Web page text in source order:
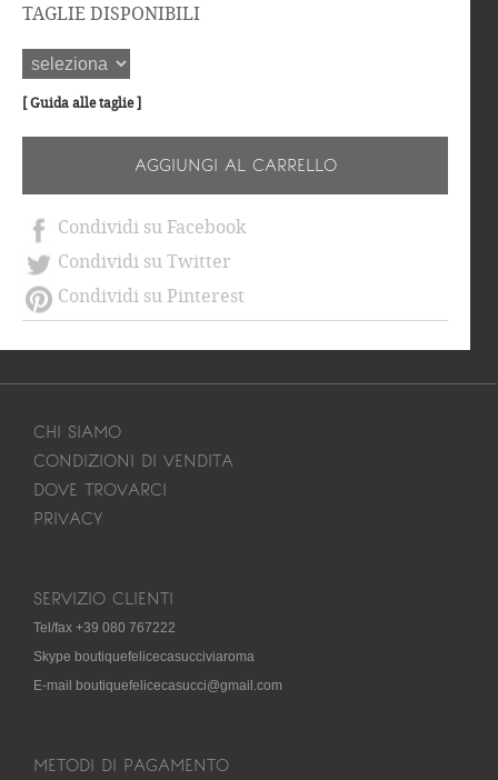
TAGLIE DISPONIBILI
[ Guida alle taglie ]
AGGIUNGI AL CARRELLO
Condividi su Facebook
Condividi su Twitter
Condividi su Pinterest
CHI SIAMO
CONDIZIONI DI VENDITA
DOVE TROVARCI
PRIVACY
SERVIZIO CLIENTI
Tel/fax +39 080 767222
Skype boutiquefelicecasucciviaroma
E-mail boutiquefelicecasucci@gmail.com
METODI DI PAGAMENTO